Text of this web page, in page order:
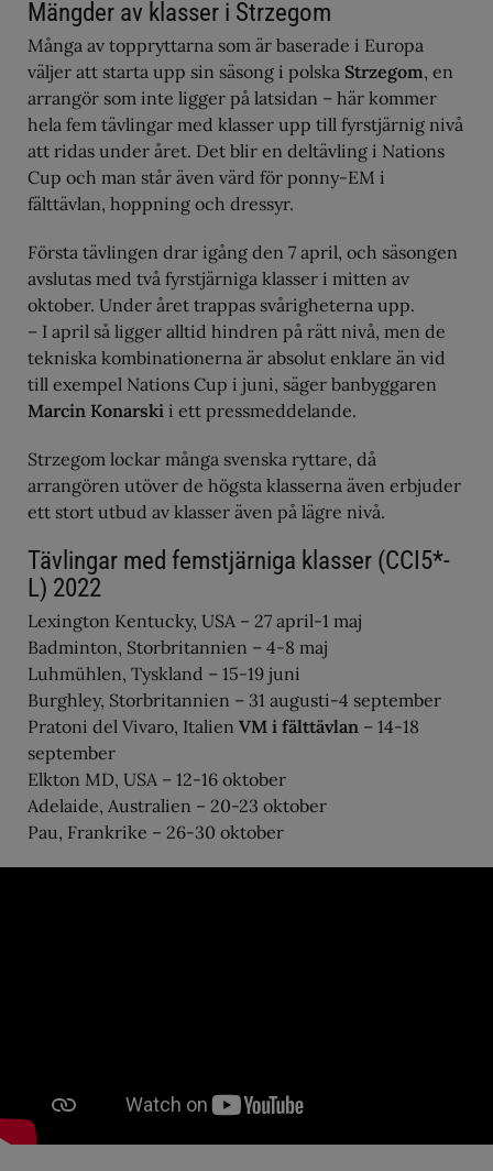
Mängder av klasser i Strzegom
Många av toppryttarna som är baserade i Europa
väljer att starta upp sin säsong i polska Strzegom, en
arrangör som inte ligger på latsidan – här kommer
hela fem tävlingar med klasser upp till fyrstjärnig nivå
att ridas under året. Det blir en deltävling i Nations
Cup och man står även värd för ponny-EM i
fälttävlan, hoppning och dressyr.
Första tävlingen drar igång den 7 april, och säsongen
avslutas med två fyrstjärniga klasser i mitten av
oktober. Under året trappas svårigheterna upp.
– I april så ligger alltid hindren på rätt nivå, men de
tekniska kombinationerna är absolut enklare än vid
till exempel Nations Cup i juni, säger banbyggaren
Marcin Konarski i ett pressmeddelande.
Strzegom lockar många svenska ryttare, då
arrangören utöver de högsta klasserna även erbjuder
ett stort utbud av klasser även på lägre nivå.
Tävlingar med femstjärniga klasser (CCI5*-
L) 2022
Lexington Kentucky, USA – 27 april-1 maj
Badminton, Storbritannien – 4-8 maj
Luhmühlen, Tyskland – 15-19 juni
Burghley, Storbritannien – 31 augusti-4 september
Pratoni del Vivaro, Italien VM i fälttävlan – 14-18
september
Elkton MD, USA – 12-16 oktober
Adelaide, Australien – 20-23 oktober
Pau, Frankrike – 26-30 oktober